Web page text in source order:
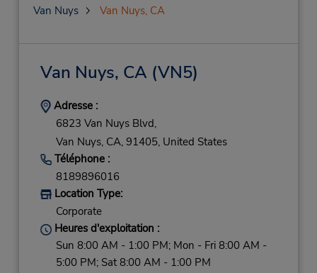
Van Nuys
Van Nuys, CA
Van Nuys, CA(VN5)
Adresse :
6823 Van Nuys Blvd,
Van Nuys, CA, 91405, United States
Téléphone :
8189896016
Location Type:
Corporate
Heures d'exploitation :
Sun 8:00 AM - 1:00 PM; Mon - Fri 8:00 AM -
5:00 PM; Sat 8:00 AM - 1:00 PM